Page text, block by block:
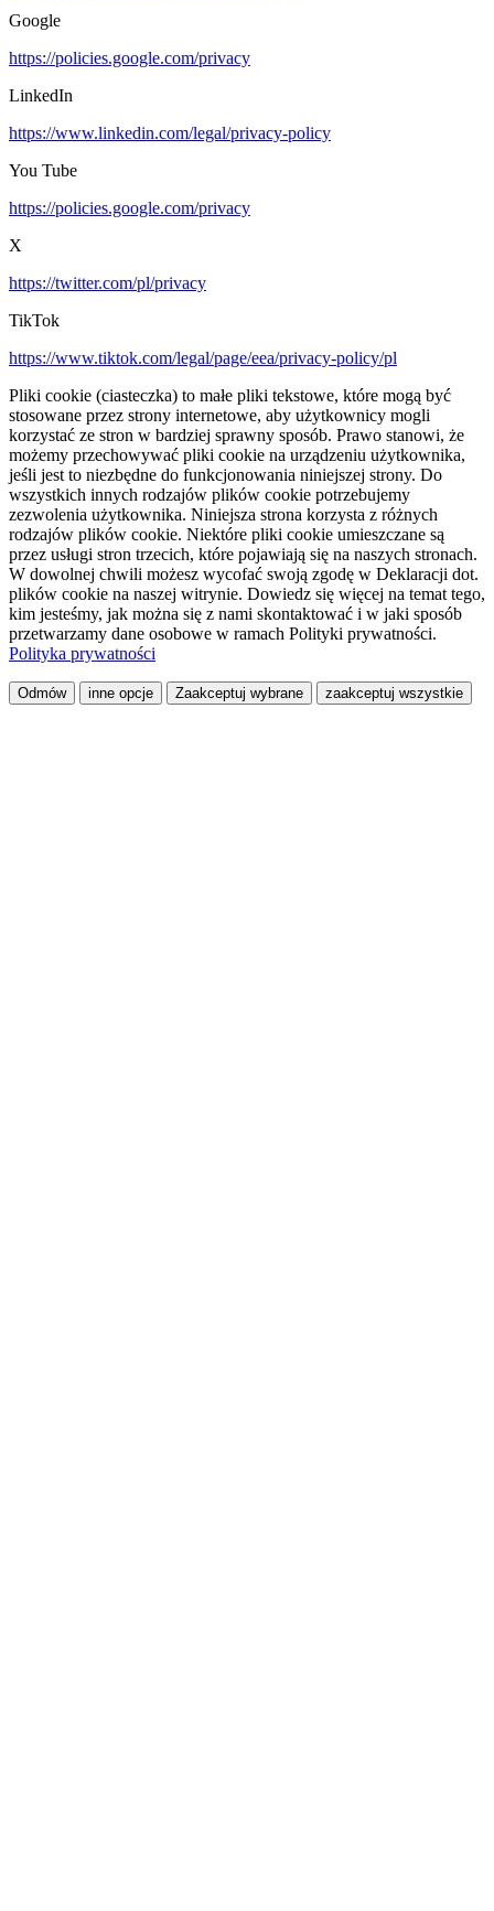
Google
https://policies.google.com/privacy
LinkedIn
https://www.linkedin.com/legal/privacy-policy
You Tube
https://policies.google.com/privacy
X
https://twitter.com/pl/privacy
TikTok
https://www.tiktok.com/legal/page/eea/privacy-policy/pl
Pliki cookie (ciasteczka) to małe pliki tekstowe, które mogą być
stosowane przez strony internetowe, aby użytkownicy mogli
korzystać ze stron w bardziej sprawny sposób. Prawo stanowi, że
możemy przechowywać pliki cookie na urządzeniu użytkownika,
jeśli jest to niezbędne do funkcjonowania niniejszej strony. Do
wszystkich innych rodzajów plików cookie potrzebujemy
zezwolenia użytkownika. Niniejsza strona korzysta z różnych
rodzajów plików cookie. Niektóre pliki cookie umieszczane są
przez usługi stron trzecich, które pojawiają się na naszych stronach.
W dowolnej chwili możesz wycofać swoją zgodę w Deklaracji dot.
plików cookie na naszej witrynie. Dowiedz się więcej na temat tego,
kim jesteśmy, jak można się z nami skontaktować i w jaki sposób
przetwarzamy dane osobowe w ramach Polityki prywatności.
Polityka prywatności
Odmów inne opcje Zaakceptuj wybrane zaakceptuj wszystkie